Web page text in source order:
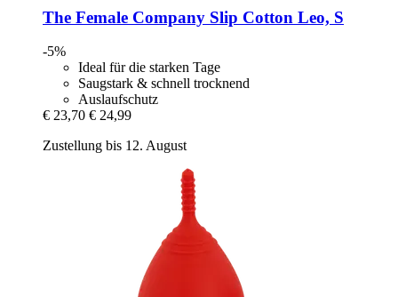
The Female Company Slip Cotton Leo, S
-5%
Ideal für die starken Tage
Saugstark & schnell trocknend
Auslaufschutz
€ 23,70 € 24,99
Zustellung bis 12. August